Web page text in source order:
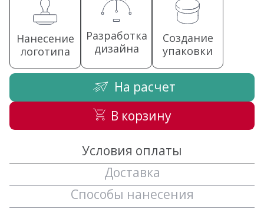
Нанесение
логотипа
Разработка
дизайна
Создание
упаковки
На расчет
В корзину
Условия оплаты
Доставка
Способы нанесения